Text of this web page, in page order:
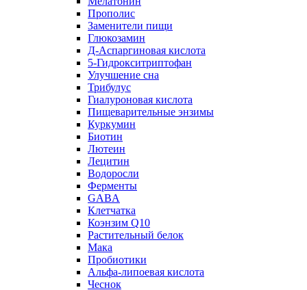
Прополис
Заменители пищи
Глюкозамин
Д-Аспаргиновая кислота
5-Гидрокситриптофан
Улучшение сна
Трибулус
Гиалуроновая кислота
Пищеварительные энзимы
Куркумин
Биотин
Лютеин
Лецитин
Водоросли
Ферменты
GABA
Клетчатка
Коэнзим Q10
Растительный белок
Мака
Пробиотики
Альфа-липоевая кислота
Чеснок